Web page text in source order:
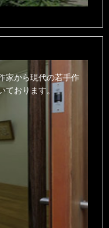
家から現代の若手作
ております。